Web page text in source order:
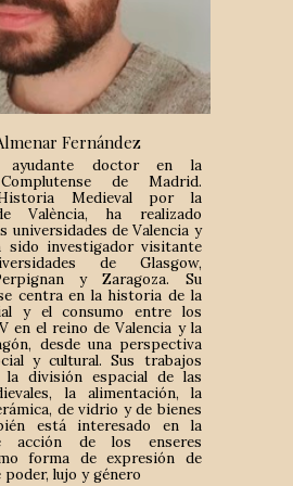
Fernández
ayudante doctor en la
de Madrid.
Medieval por la
València, ha realizado
universidades de Valencia y
sido investigador visitante
de Glasgow,
y Zaragoza. Su
centra en la historia de la
y el consumo entre los
en el reino de Valencia y la
desde una perspectiva
y cultural. Sus trabajos
la división espacial de las
la alimentación, la
de vidrio y de bienes
está interesado en la
acción de los enseres
forma de expresión de
lujo y género